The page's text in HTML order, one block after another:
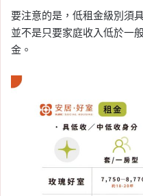
要注意的是，低租金級別須
並不是只要家庭收入低於一
金。